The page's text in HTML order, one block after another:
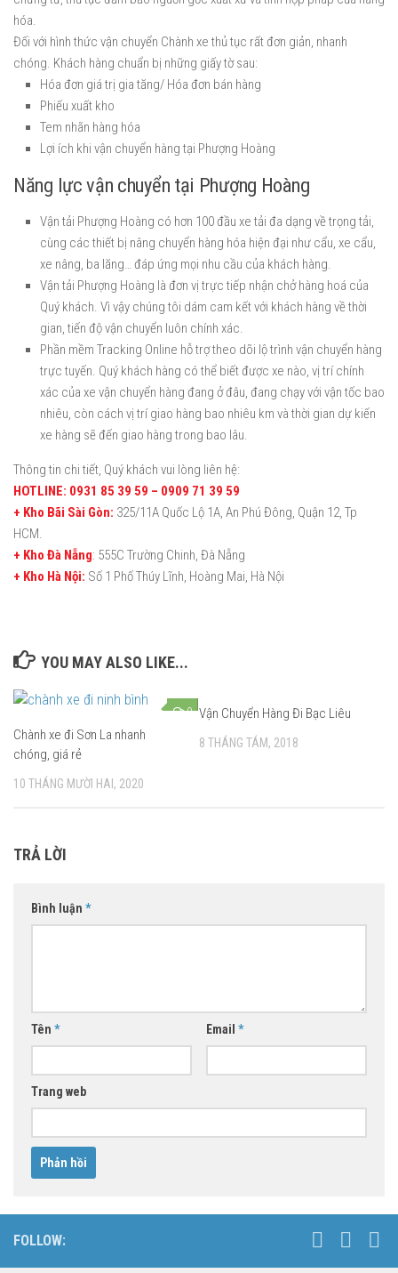
hóa.
Đối với hình thức vận chuyển Chành xe thủ tục rất đơn giản, nhanh
chóng. Khách hàng chuẩn bị những giấy tờ sau:
Hóa đơn giá trị gia tăng/ Hóa đơn bán hàng
Phiếu xuất kho
Tem nhãn hàng hóa
Lợi ích khi vận chuyển hàng tại Phượng Hoàng
Năng lực vận chuyển tại Phượng Hoàng
Vận tải Phượng Hoàng có hơn 100 đầu xe tải đa dạng về trọng tải,
cùng các thiết bị nâng chuyển hàng hóa hiện đại như cẩu, xe cẩu,
xe nâng, ba lăng… đáp ứng mọi nhu cầu của khách hàng.
Vận tải Phượng Hoàng là đơn vị trực tiếp nhận chở hàng hoá của
Quý khách. Vì vậy chúng tôi dám cam kết với khách hàng về thời
gian, tiến độ vận chuyển luôn chính xác.
Phần mềm Tracking Online hỗ trợ theo dõi lộ trình vận chuyển hàng
trực tuyến. Quý khách hàng có thể biết được xe nào, vị trí chính
xác của xe vận chuyển hàng đang ở đâu, đang chạy với vận tốc bao
nhiêu, còn cách vị trí giao hàng bao nhiêu km và thời gian dự kiến
xe hàng sẽ đến giao hàng trong bao lâu.
Thông tin chi tiết, Quý khách vui lòng liên hệ:
HOTLINE: 0931 85 39 59 – 0909 71 39 59
+ Kho Bãi Sài Gòn: 325/11A Quốc Lộ 1A, An Phú Đông, Quận 12, Tp
HCM.
+ Kho Đà Nẵng: 555C Trường Chinh, Đà Nẵng
+ Kho Hà Nội: Số 1 Phố Thúy Lĩnh, Hoàng Mai, Hà Nội
YOU MAY ALSO LIKE...
0
Chành xe đi Sơn La nhanh
chóng, giá rẻ
10 THÁNG MƯỜI HAI, 2020
Vận Chuyển Hàng Đi Bạc Liêu
8 THÁNG TÁM, 2018
TRẢ LỜI
Bình luận *
Tên * Email *
Trang web
FOLLOW: